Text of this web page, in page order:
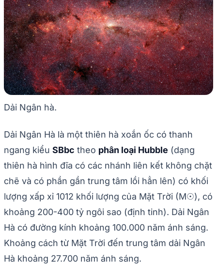
Dải Ngân hà.
Dải Ngân Hà là một thiên hà xoắn ốc có thanh
ngang kiểu SBbc theo phân loại Hubble (dạng
thiên hà hình đĩa có các nhánh liên kết không chặt
chẽ và có phần gần trung tâm lồi hẳn lên) có khối
lượng xấp xỉ 1012 khối lượng của Mặt Trời (M☉), có
khoảng 200-400 tỷ ngôi sao (định tinh). Dải Ngân
Hà có đường kính khoảng 100.000 năm ánh sáng.
Khoảng cách từ Mặt Trời đến trung tâm dải Ngân
Hà khoảng 27.700 năm ánh sáng.